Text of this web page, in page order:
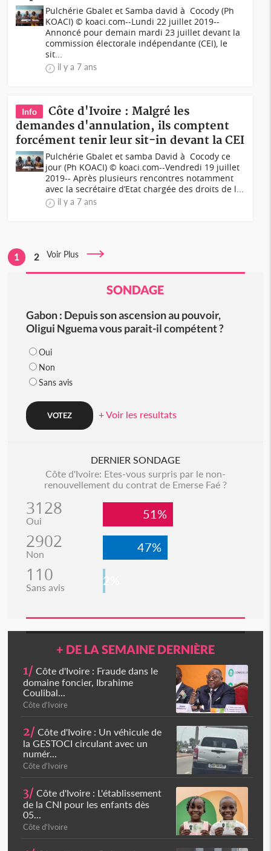
Pulchérie Gbalet et Samba david à Cocody (Ph
KOACI) © koaci.com--Lundi 22 juillet 2019--
Annoncé pour demain mardi 23 juillet devant la
commission électorale indépendante (CEI), le
sit...
il y a 7 ans
Info
Côte d'Ivoire : Malgré les
demandes d'annulation, ils comptent
forcément tenir leur sit-in devant la CEI
Pulchérie Gbalet et samba David à Cocody ce
jour (Ph KOACI) © koaci.com--Vendredi 19 juillet
2019-- Après plusieurs rencontres notamment
avec la secrétaire d’Etat chargée des droits de l...
il y a 7 ans
1 2 Voir Plus
SONDAGE
Gabon : Depuis son ascension au pouvoir,
Oligui Nguema vous parait-il compétent ?
Oui
Non
Sans avis
+ Voir les resultats
DERNIER SONDAGE
Côte d'Ivoire: Etes-vous surpris par le non-
renouvellement du contrat de Emerse Faé ?
3128
Oui 51%
2902
Non 47%
110
Sans avis 2%
+ DE LA SEMAINE DERNIÈRE
1/ Côte d'Ivoire : Fraude dans le
domaine foncier, Ibrahime
Coulibal...
Côte d'Ivoire
2/ Côte d'Ivoire : Un véhicule de
la GESTOCI circulant avec un
numér...
Côte d'Ivoire
3/ Côte d'Ivoire : L'établissement
de la CNI pour les enfants dès
05...
Côte d'Ivoire